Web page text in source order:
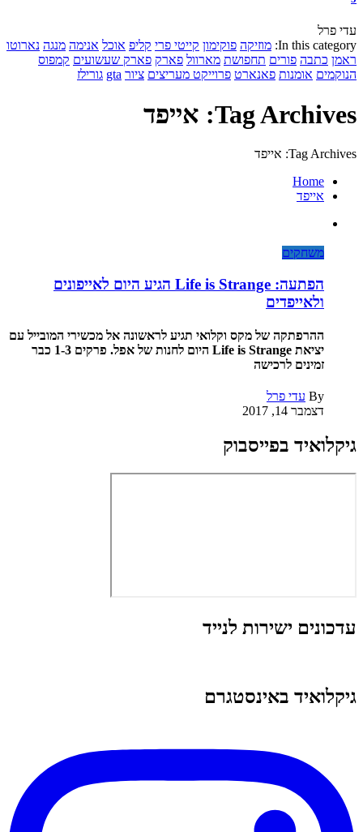
עדי פרל
In this category: מוזיקה פוקימון קייטי פרי קליפ אוכל אנימה מנגה נארוטו
ראמן כתבה פורים תחפושת מארוול פארק פארק שעשועים קמפוס
הנוקמים אומנות פאנארט פרוייקט מעריצים ציור gta גורילז
Tag Archives: אייפד
Tag Archives: אייפד
Home
אייפד
משחקים
הפתעה: Life is Strange הגיע היום לאייפונים
ולאייפדים
ההרפתקה של מקס וקלואי תגיע לראשונה אל מכשירי המובייל עם
יציאת Life is Strange היום לחנות של אפל. פרקים 1-3 כבר
זמינים לרכישה
By עדי פרל
דצמבר 14, 2017
גיקלואיד בפייסבוק
עדכונים ישירות לנייד
גיקלואיד באינסטגרם